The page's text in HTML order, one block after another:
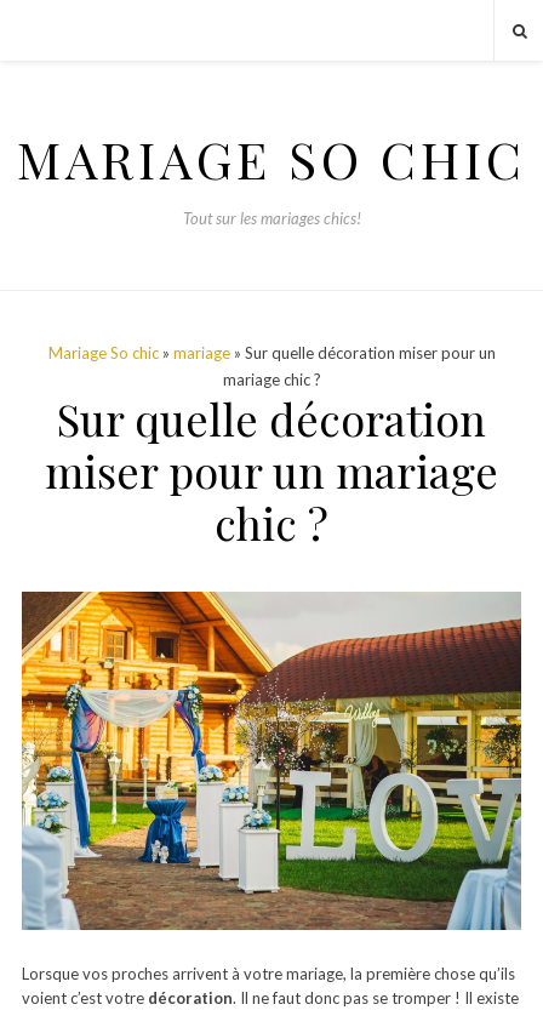
MARIAGE SO CHIC
Tout sur les mariages chics!
Mariage So chic» mariage» Sur quelle décoration miser pour un
mariage chic ?
Sur quelle décoration
miser pour un mariage
chic ?
Lorsque vos proches arrivent à votre mariage, la première chose qu’ils
voient c’est votre décoration. Il ne faut donc pas se tromper ! Il existe